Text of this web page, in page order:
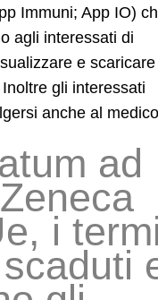
Immuni; App IO)
agli interessati di
e
gli interessati
anche al
ad
i